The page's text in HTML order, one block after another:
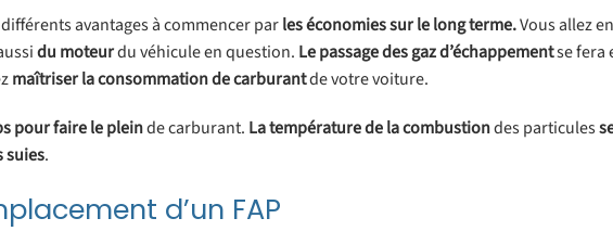
avantages à commencer parleséconomiessurle long terme.Vous allez
du moteurdu véhicule en question. Le passage des gaz d’échappementse fera
maîtriser la consommation de carburantde votre voiture.
pour faire le pleinde carburant. La températuredelacombustiondes particules
suies.
d’un FAP